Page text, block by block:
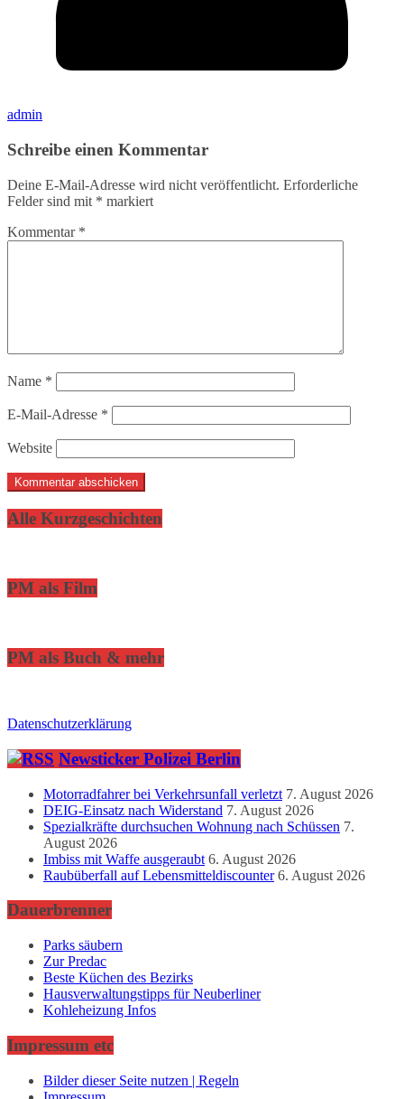
admin
Schreibe einen Kommentar
Deine E-Mail-Adresse wird nicht veröffentlicht. Erforderliche
Felder sind mit * markiert
Kommentar *
Name *
E-Mail-Adresse *
Website
Alle Kurzgeschichten
PM als Film
PM als Buch & mehr
Datenschutzerklärung
Newsticker Polizei Berlin
Motorradfahrer bei Verkehrsunfall verletzt 7. August 2026
DEIG-Einsatz nach Widerstand 7. August 2026
Spezialkräfte durchsuchen Wohnung nach Schüssen 7.
August 2026
Imbiss mit Waffe ausgeraubt 6. August 2026
Raubüberfall auf Lebensmitteldiscounter 6. August 2026
Dauerbrenner
Parks säubern
Zur Predac
Beste Küchen des Bezirks
Hausverwaltungstipps für Neuberliner
Kohleheizung Infos
Impressum etc
Bilder dieser Seite nutzen | Regeln